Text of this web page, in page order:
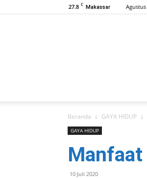
27.8 C Makassar
Beranda GAYA HIDUP
GAYA HIDUP
10 Juli 2020